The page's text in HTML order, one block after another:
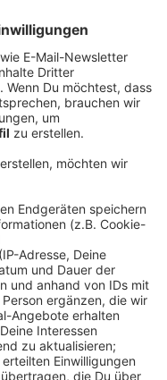
neuen Album "Love
und
"Diamonds".
Lebens, in
gesehen",
Twitter. "Jedes
versprach ich
greifen werde
Das Ergebnis ist
gewesen und hat